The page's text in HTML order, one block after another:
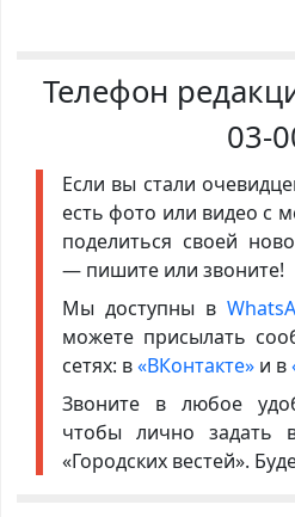
Телефон
03-
Если вы стали
есть фото или видео с
поделиться своей
— пишите или звоните!
Мы доступны в
можете присылать
сетях: в«ВКонтакте»и в
Звоните в любое
чтобы лично задать
«Городских вестей».